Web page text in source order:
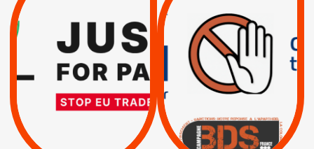
SUSPENSION
TOTALE DE
L’ACCORD
D’ASSOCIATION UE-
ISRAËL
RESPECT DU DROIT
INTERNATIONAL ?
TRUMP, MACRON :
MÊME COMBAT
| Actus |
| Boycott militaire |
Lettres d'interpellation